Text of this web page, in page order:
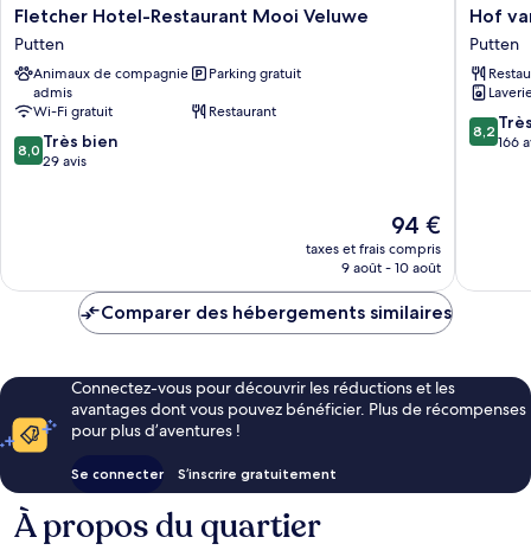
Fletcher
Hotel-
Restaurant
Mooi
Veluwe
Putten
Fletcher Hotel-Restaurant Mooi Veluwe
Putten
Animaux de compagnie
admis
Parking gratuit
Wi-Fi gratuit
Restaurant
8.0
sur
8,0 Très bien
29 avis
Le
nouveau
prix
de
94 €
taxes et frais compris
9 août - 10 août
Hof
van
Putten
Putten
Hof
Putten
8.2
sur
8,2
166
Comparer des hébergements similaires
Connectez-vous pour découvrir les réductions et les
avantages dont vous pouvez bénéficier. Plus de récompenses
pour plus d’aventures !
Se connecter S’inscrire gratuitement
À propos du quartier